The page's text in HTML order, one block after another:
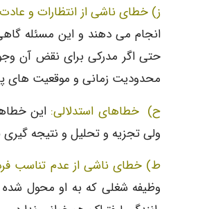
ز) خطای ناشی از انتظارات و
انجام می دهند و این مسئله
حتی اگر مدرکی برای نقض آن
محدودیت زمانی و موقعیت های
ح) خطاهای استدلالی: این
ولی تجزیه و تحلیل و نتیجه
ط) خطای ناشی از عدم تناسب
وظیفه شغلی که به او محول